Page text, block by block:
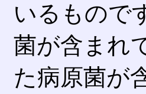
いるもので
菌が含まれ
た病原菌が